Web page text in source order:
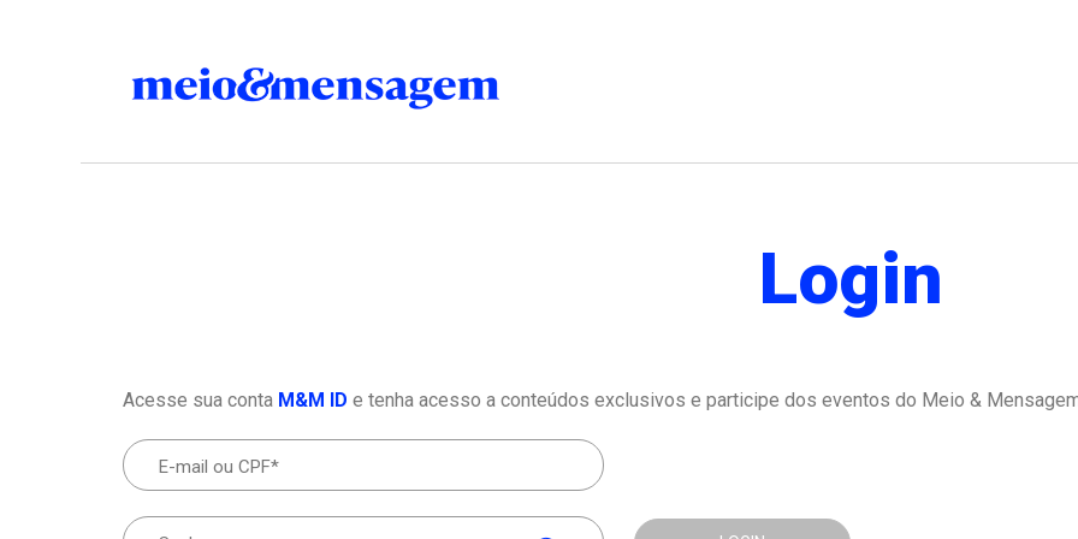
Login
Acesse sua conta M&M ID e tenha acesso a conteúdos exclusivos e participe dos eventos do Meio &